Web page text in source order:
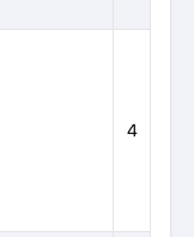
4